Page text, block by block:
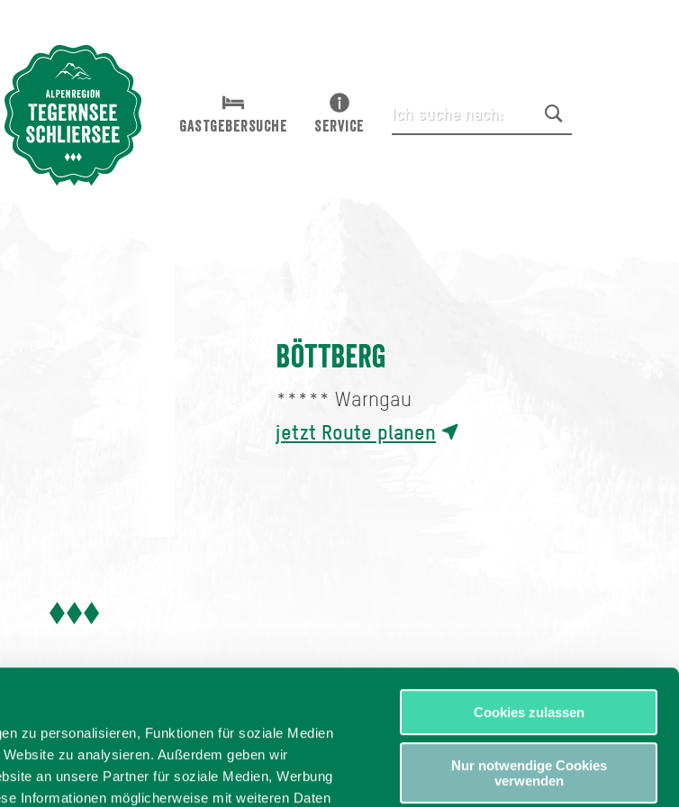
zu personalisieren, Funktionen für soziale Medien
zu analysieren. Außerdem geben wir
an unsere Partner für soziale Medien, Werbung
Informationen möglicherweise mit weiteren Daten
Cookies zulassen
Nur notwendige Cookies
verwenden
Böttberg
***** Warngau
jetzt Route planen
GASTGEBERSUCHE SERVICE